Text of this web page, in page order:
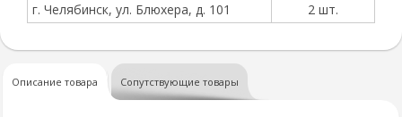
г. Челябинск, ул. Блюхера, д. 101
2 шт.
Описание товара Сопутствующие товары